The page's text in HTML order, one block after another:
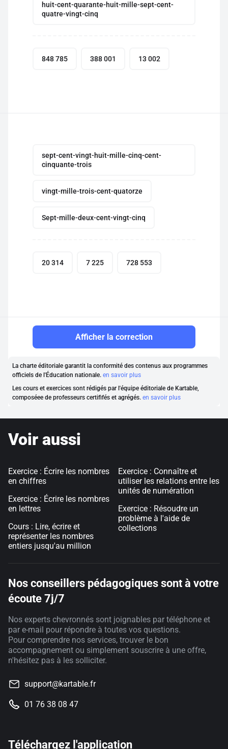
huit-cent-quarante-huit-mille-sept-cent-
quatre-vingt-cinq
848 785 388 001 13 002
sept-cent-vingt-huit-mille-cinq-cent-
cinquante-trois
vingt-mille-trois-cent-quatorze
Sept-mille-deux-cent-vingt-cinq
20 314 7 225 728 553
Afficher la correction
La charte éditoriale garantit la conformité des contenus aux programmes
officiels de l'Éducation nationale. en savoir plus
Les cours et exercices sont rédigés par l'équipe éditoriale de Kartable,
composéee de professeurs certififés et agrégés. en savoir plus
Voir aussi
Exercice : Écrire les nombres
en chiffres
Exercice : Écrire les nombres
en lettres
Cours : Lire, écrire et
représenter les nombres
entiers jusqu'au million
Exercice : Connaître et
utiliser les relations entre les
unités de numération
Exercice : Résoudre un
problème à l'aide de
collections
Nos conseillers pédagogiques sont à votre
écoute 7j/7
Nos experts chevronnés sont joignables par téléphone et
par e-mail pour répondre à toutes vos questions.
Pour comprendre nos services, trouver le bon
accompagnement ou simplement souscrire à une offre,
n'hésitez pas à les solliciter.
support@kartable.fr
01 76 38 08 47
Téléchargez l'application